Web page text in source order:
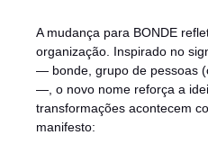
A mudança para BONDE
organização. Inspirado no
— bonde, grupo de pessoas
—, o novo nome reforça a
transformações acontecem
manifesto: